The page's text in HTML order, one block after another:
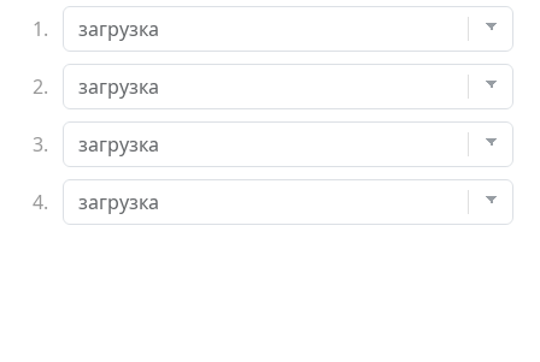
1.
2.
3.
4.